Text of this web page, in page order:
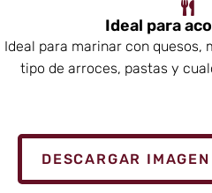
Ideal para
Ideal para marinar con quesos,
tipo de arroces, pastas y
DESCARGAR IMAGEN